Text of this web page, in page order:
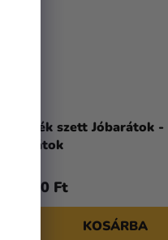
Ajándék szett Jóbarátok -
Jóbarátok
12 650 Ft
KOSÁRBA